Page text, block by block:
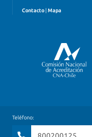
Contacto | Mapa
Teléfono: